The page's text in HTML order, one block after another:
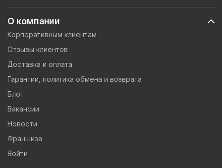
О компании
Корпоративным клиентам
Отзывы клиентов
Доставка и оплата
Гарантии, политика обмена и возврата
Блог
Вакансии
Новости
Франшиза
Войти